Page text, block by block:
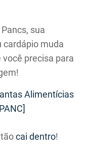
sua
cardápio muda
precisa para
Alimentícias
cai dentro!